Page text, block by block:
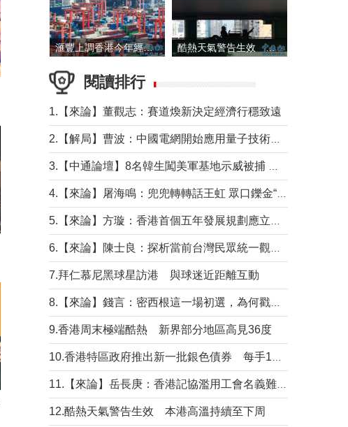
滙豐上調香港今年經濟增長預測至4.5% 酷熱天氣警告生效 本港高溫持續至下周
閱讀排行
1.【來論】董觀志：賽道煥新決定經濟行穩致遠
7.拜仁慕尼黑球星訪港 與球迷近距離互動
9.香港周末極端酷熱 新界部分地區高見36度
12.酷熱天氣警告生效 本港高溫持續至下周